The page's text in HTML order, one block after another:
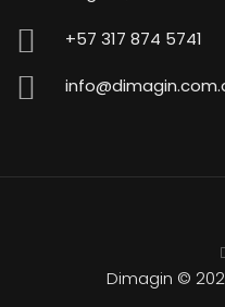
+57 317 874 5741
Dimagin ©